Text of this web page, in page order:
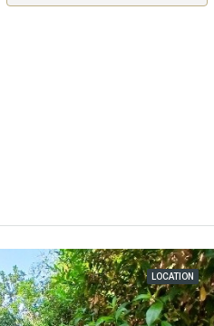
LOCATION